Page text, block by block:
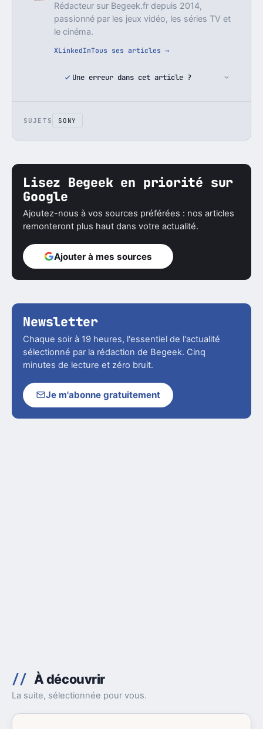
Rédacteur sur Begeek.fr depuis 2014,
passionné par les jeux vidéo, les séries TV et
le cinéma.
XLinkedInTous ses articles →
Une erreur dans cet article ?
SUJETS SONY
Lisez Begeek en priorité sur
Google
Ajoutez-nous à vos sources préférées : nos articles
remonteront plus haut dans votre actualité.
Ajouter à mes sources
Newsletter
Chaque soir à 19 heures, l'essentiel de l'actualité
sélectionné par la rédaction de Begeek. Cinq
minutes de lecture et zéro bruit.
Je m'abonne gratuitement
À découvrir
La suite, sélectionnée pour vous.